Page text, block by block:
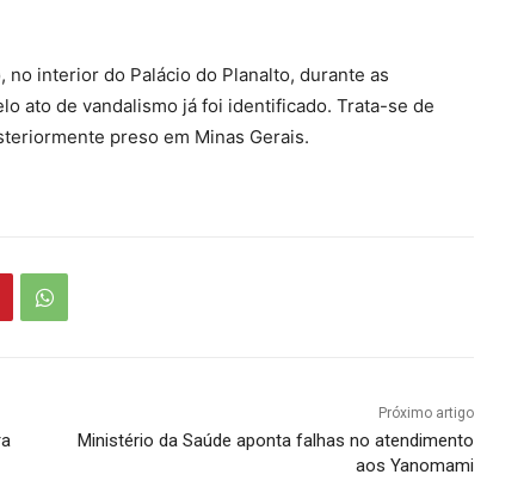
interior do Palácio do Planalto, durante as
ato de vandalismo já foi identificado. Trata-se de
preso em Minas Gerais.
Próximo artigo
Ministério da Saúde aponta falhas no atendimento
aos Yanomami